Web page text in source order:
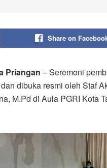
Share on
Priangan – Seremoni
dibuka resmi oleh Staf
M.Pd di Aula PGRI Kota